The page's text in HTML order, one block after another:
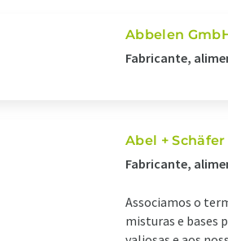
Abbelen
Fabricante,
Abel +
Fabricante,
Associamos o
misturas e bases